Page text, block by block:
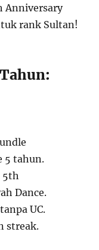
Anniversary
rank Sultan!
5 tahun.
5th
Dance.
UC.
streak.